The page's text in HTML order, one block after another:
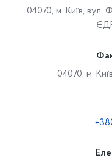
04070, м. Київ, вул.
04070, м.